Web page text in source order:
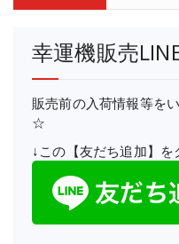
幸運機販売
販売前の入荷情報等を
☆
↓この【友だち追加】